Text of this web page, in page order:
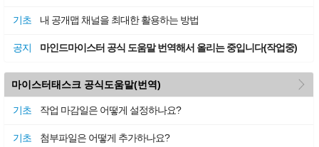
기초 내 공개맵 채널을 최대한 활용하는 방법
공지 마인드마이스터 공식 도움말 번역해서 올리는 중입니다(작업중)
마이스터태스크 공식도움말(번역)
기초 작업 마감일은 어떻게 설정하나요?
기초 첨부파일은 어떻게 추가하나요?